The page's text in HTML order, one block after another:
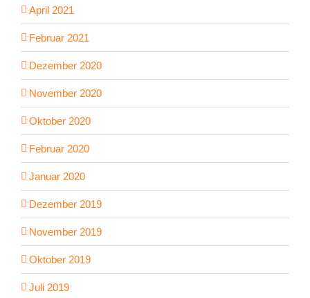
April 2021
Februar 2021
Dezember 2020
November 2020
Oktober 2020
Februar 2020
Januar 2020
Dezember 2019
November 2019
Oktober 2019
Juli 2019